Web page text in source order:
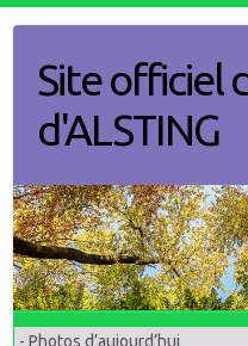
contentSite officiel
d'ALSTING